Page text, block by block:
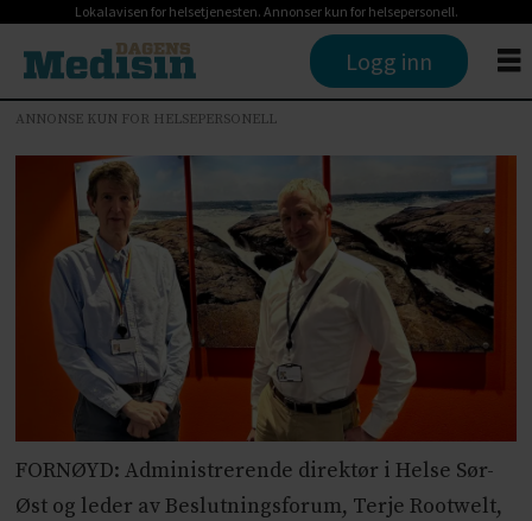
Lokalavisen for helsetjenesten. Annonser kun for helsepersonell.
Logg inn
ANNONSE KUN FOR HELSEPERSONELL
FORNØYD: Administrerende direktør i Helse Sør-
Øst og leder av Beslutningsforum, Terje Rootwelt,